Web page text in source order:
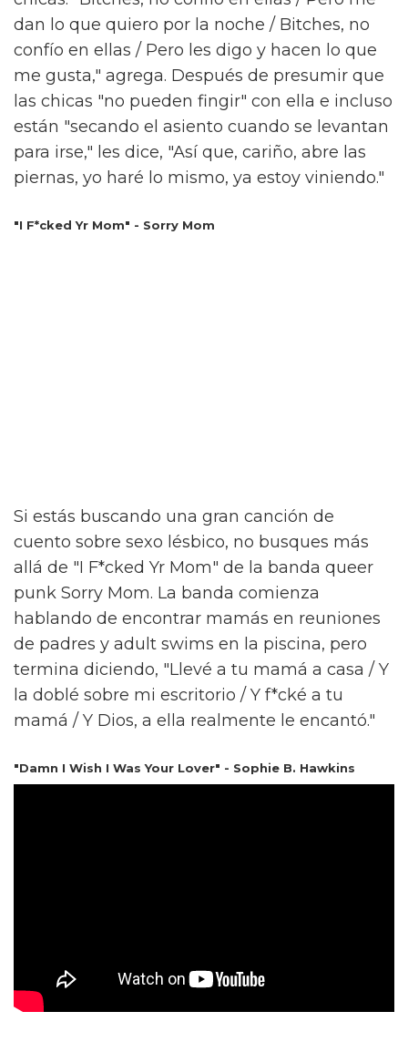
dan lo que quiero por la noche / Bitches, no
confío en ellas / Pero les digo y hacen lo que
me gusta," agrega. Después de presumir que
las chicas "no pueden fingir" con ella e incluso
están "secando el asiento cuando se levantan
para irse," les dice, "Así que, cariño, abre las
piernas, yo haré lo mismo, ya estoy viniendo."
"I F*cked Yr Mom" - Sorry Mom
Si estás buscando una gran canción de
cuento sobre sexo lésbico, no busques más
allá de "I F*cked Yr Mom" de la banda queer
punk Sorry Mom. La banda comienza
hablando de encontrar mamás en reuniones
de padres y adult swims en la piscina, pero
termina diciendo, "Llevé a tu mamá a casa / Y
la doblé sobre mi escritorio / Y f*cké a tu
mamá / Y Dios, a ella realmente le encantó."
"Damn I Wish I Was Your Lover" - Sophie B. Hawkins